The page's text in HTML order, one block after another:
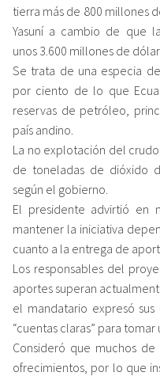
tierra más de 800 millones
Yasuní a cambio de que
unos 3.600 millones de
Se trata de una especia
por ciento de lo que
reservas de petróleo,
país andino.
La no explotación del
de toneladas de dióxido
según el gobierno.
El presidente advirtió en
mantener la iniciativa
cuanto a la entrega de
Los responsables del
aportes superan
el mandatario expresó
“cuentas claras” para tomar
Consideró que muchos
ofrecimientos, por lo que